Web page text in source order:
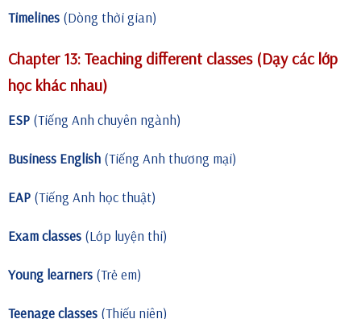
Timelines (Dòng thời gian)
Chapter 13: Teaching different classes (Dạy các lớp
học khác nhau)
ESP (Tiếng Anh chuyên ngành)
Business English (Tiếng Anh thương mại)
EAP (Tiếng Anh học thuật)
Exam classes (Lớp luyện thi)
Young learners (Trẻ em)
Teenage classes (Thiếu niên)